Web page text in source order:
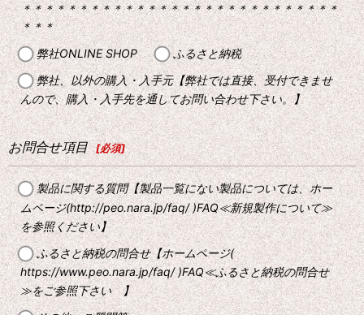
＊＊＊＊＊＊＊＊＊＊＊＊＊＊＊＊＊＊＊＊＊＊＊＊＊＊＊＊
＊＊＊
弊社ONLINE SHOP
ふるさと納税
弊社、以外の購入・入手元【弊社では直接、受付できませ
んので、購入・入手先を通してお問い合わせ下さい。】
お問合せ項目 [必須]
製品に関する質問【製品一覧にない製品については、ホー
ムページ(http://peo.nara.jp/faq/ )FAQ≪新規製作について≫
を参照ください】
ふるさと納税の問合せ【ホームページ(
https://www.peo.nara.jp/faq/ )FAQ≪ふるさと納税の問合せ
≫をご参照下さい 】